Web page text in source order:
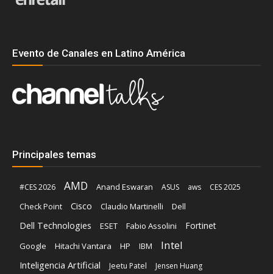
Evento de Canales en Latino América
Principales temas
#CES 2026 AMD Anand Eswaran ASUS aws
CES 2025
Check Point
Cisco Claudio Martinelli Dell
Dell Technologies ESET Fabio Assolini Fortinet
Google Hitachi Vantara HP IBM Intel
Inteligencia Artificial Jeetu Patel Jensen Huang